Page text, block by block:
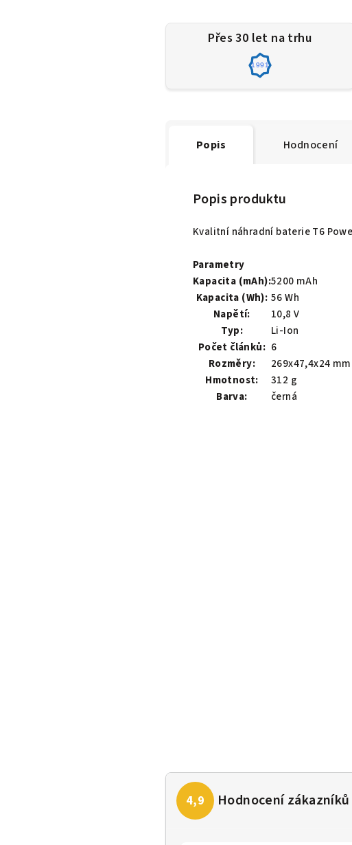
Přes 30 let na trhu
1991
Popis Hodnocení
Popis produktu
Kvalitní náhradní baterie T6
Parametry
Kapacita (mAh):5200 mAh
Kapacita (Wh): 56 Wh
Napětí:
10,8 V
Typ:
Li-Ion
Počet článků: 6
Rozměry:
269x47,4x24 mm
Hmotnost:
312 g
Barva:
černá